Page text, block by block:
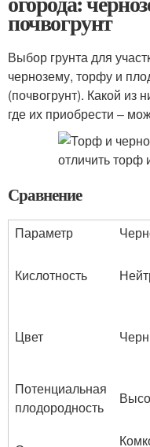
почвогрунт
Выбор грунта для
чернозему, торфу и
(почвогрунт). Какой из
где их приобрести –
Сравнение
Параметр
Кислотность
Цвет
Потенциальная
плодородность